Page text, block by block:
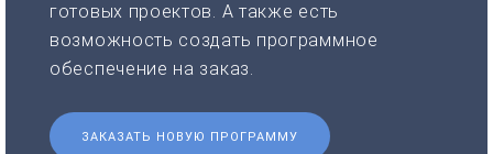
готовых проектов. А также есть
возможность создать программное
обеспечение на заказ.
ЗАКАЗАТЬ НОВУЮ ПРОГРАММУ